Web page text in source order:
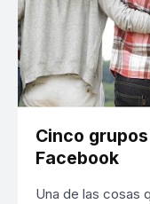
Cinco
Facebook
Una de las cosas